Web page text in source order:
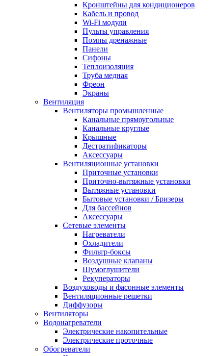
Кронштейны для кондиционеров
Кабель и провод
Wi-Fi модули
Пульты управления
Помпы дренажные
Панели
Сифоны
Теплоизоляция
Труба медная
Фреон
Экраны
Вентиляция
Вентиляторы промышленные
Канальные прямоугольные
Канальные круглые
Крышные
Дестратификаторы
Аксессуары
Вентиляционные установки
Приточные установки
Приточно-вытяжные установки
Вытяжные установки
Бытовые установки / Бризеры
Для бассейнов
Аксессуары
Сетевые элементы
Нагреватели
Охладители
Фильтр-боксы
Воздушные клапаны
Шумоглушители
Рекуператоры
Воздуховоды и фасонные элементы
Вентиляционные решетки
Диффузоры
Вентиляторы
Водонагреватели
Электрические накопительные
Электрические проточные
Обогреватели